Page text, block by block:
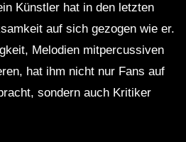
Künstler hat in den letzten
auf sich gezogen wie er.
Melodien mitpercussiven
hat ihm nicht nur Fans auf
sondern auch Kritiker